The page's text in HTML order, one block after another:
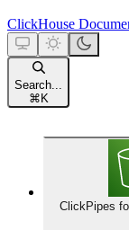
ClickHouse
Search...
⌘ K
ClickPipes